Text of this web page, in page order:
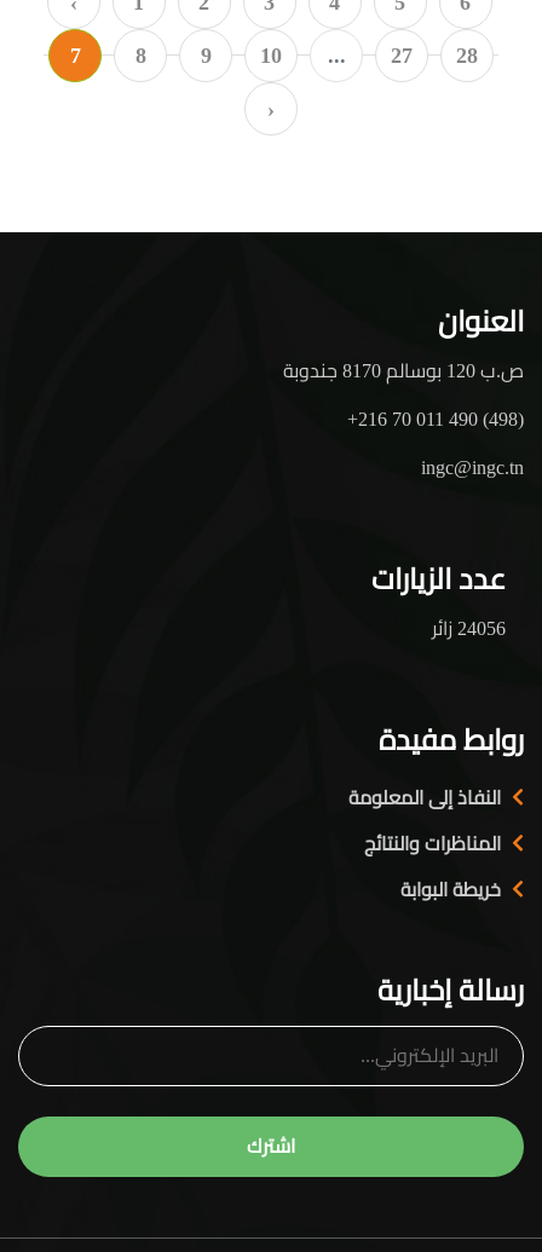
7 8 9 10 ... 27 28
›
العنوان
ص.ب 120 بوسالم 8170 جندوبة
+216 70 011 490 (498)
ingc@ingc.tn
عدد الزيارات
24056 زائر
روابط مفيدة
النفاذ إلى المعلومة
المناظرات والنتائج
خريطة البوابة
رسالة إخبارية